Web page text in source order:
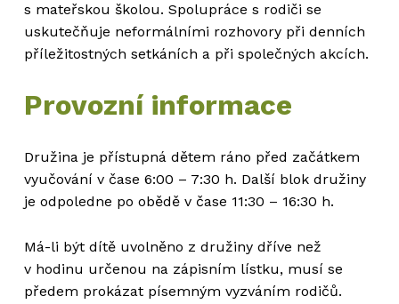
s mateřskou školou. Spolupráce s rodiči se
uskutečňuje neformálními rozhovory při denních
příležitostných setkáních a při společných akcích.
Provozní informace
Družina je přístupná dětem ráno před začátkem
vyučování v čase 6:00 – 7:30 h. Další blok družiny
je odpoledne po obědě v čase 11:30 – 16:30 h.
Má-li být dítě uvolněno z družiny dříve než
v hodinu určenou na zápisním lístku, musí se
předem prokázat písemným vyzváním rodičů.